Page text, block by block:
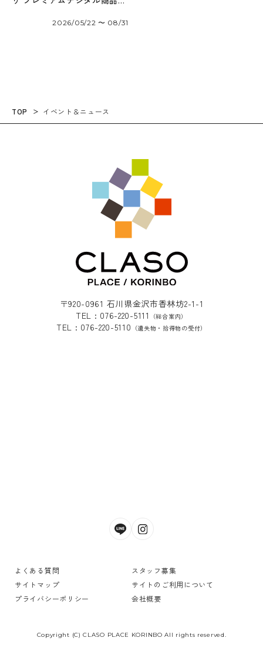
2026/05/22 〜 08/31
TOP イベント＆ニュース
〒920-0961 石川県金沢市香林坊2-1-1
TEL : 076-220-5111
（総合案内）
TEL : 076-220-5110 （遺失物・拾得物の受付）
よくある質問
スタッフ募集
サイトマップ
サイトのご利用について
プライバシーポリシー
会社概要
Copyright (C) CLASO PLACE KORINBO All rights reserved.